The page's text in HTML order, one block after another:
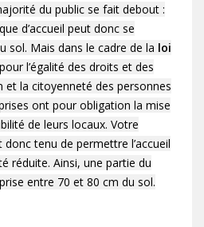
du public se fait debout :
d’accueil peut donc se
sol. Mais dans le cadre de la loi
l’égalité des droits et des
et la citoyenneté des personnes
ont pour obligation la mise
de leurs locaux. Votre
tenu de permettre l’accueil
réduite. Ainsi, une partie du
entre 70 et 80 cm du sol.